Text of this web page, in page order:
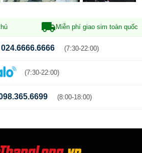
Miễn phí giao sim toàn quốc
024.6666.6666 (7:30-22:00)
(7:30-22:00)
(8:00-18:00)